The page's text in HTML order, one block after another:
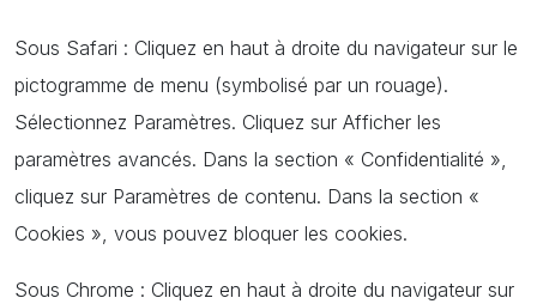
Sous Safari : Cliquez en haut à droite du navigateur sur le
pictogramme de menu (symbolisé par un rouage).
Sélectionnez Paramètres. Cliquez sur Afficher les
paramètres avancés. Dans la section « Confidentialité »,
cliquez sur Paramètres de contenu. Dans la section «
Cookies », vous pouvez bloquer les cookies.
Sous Chrome : Cliquez en haut à droite du navigateur sur